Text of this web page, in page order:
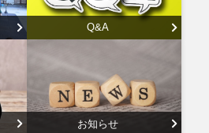
Q&A
お知らせ